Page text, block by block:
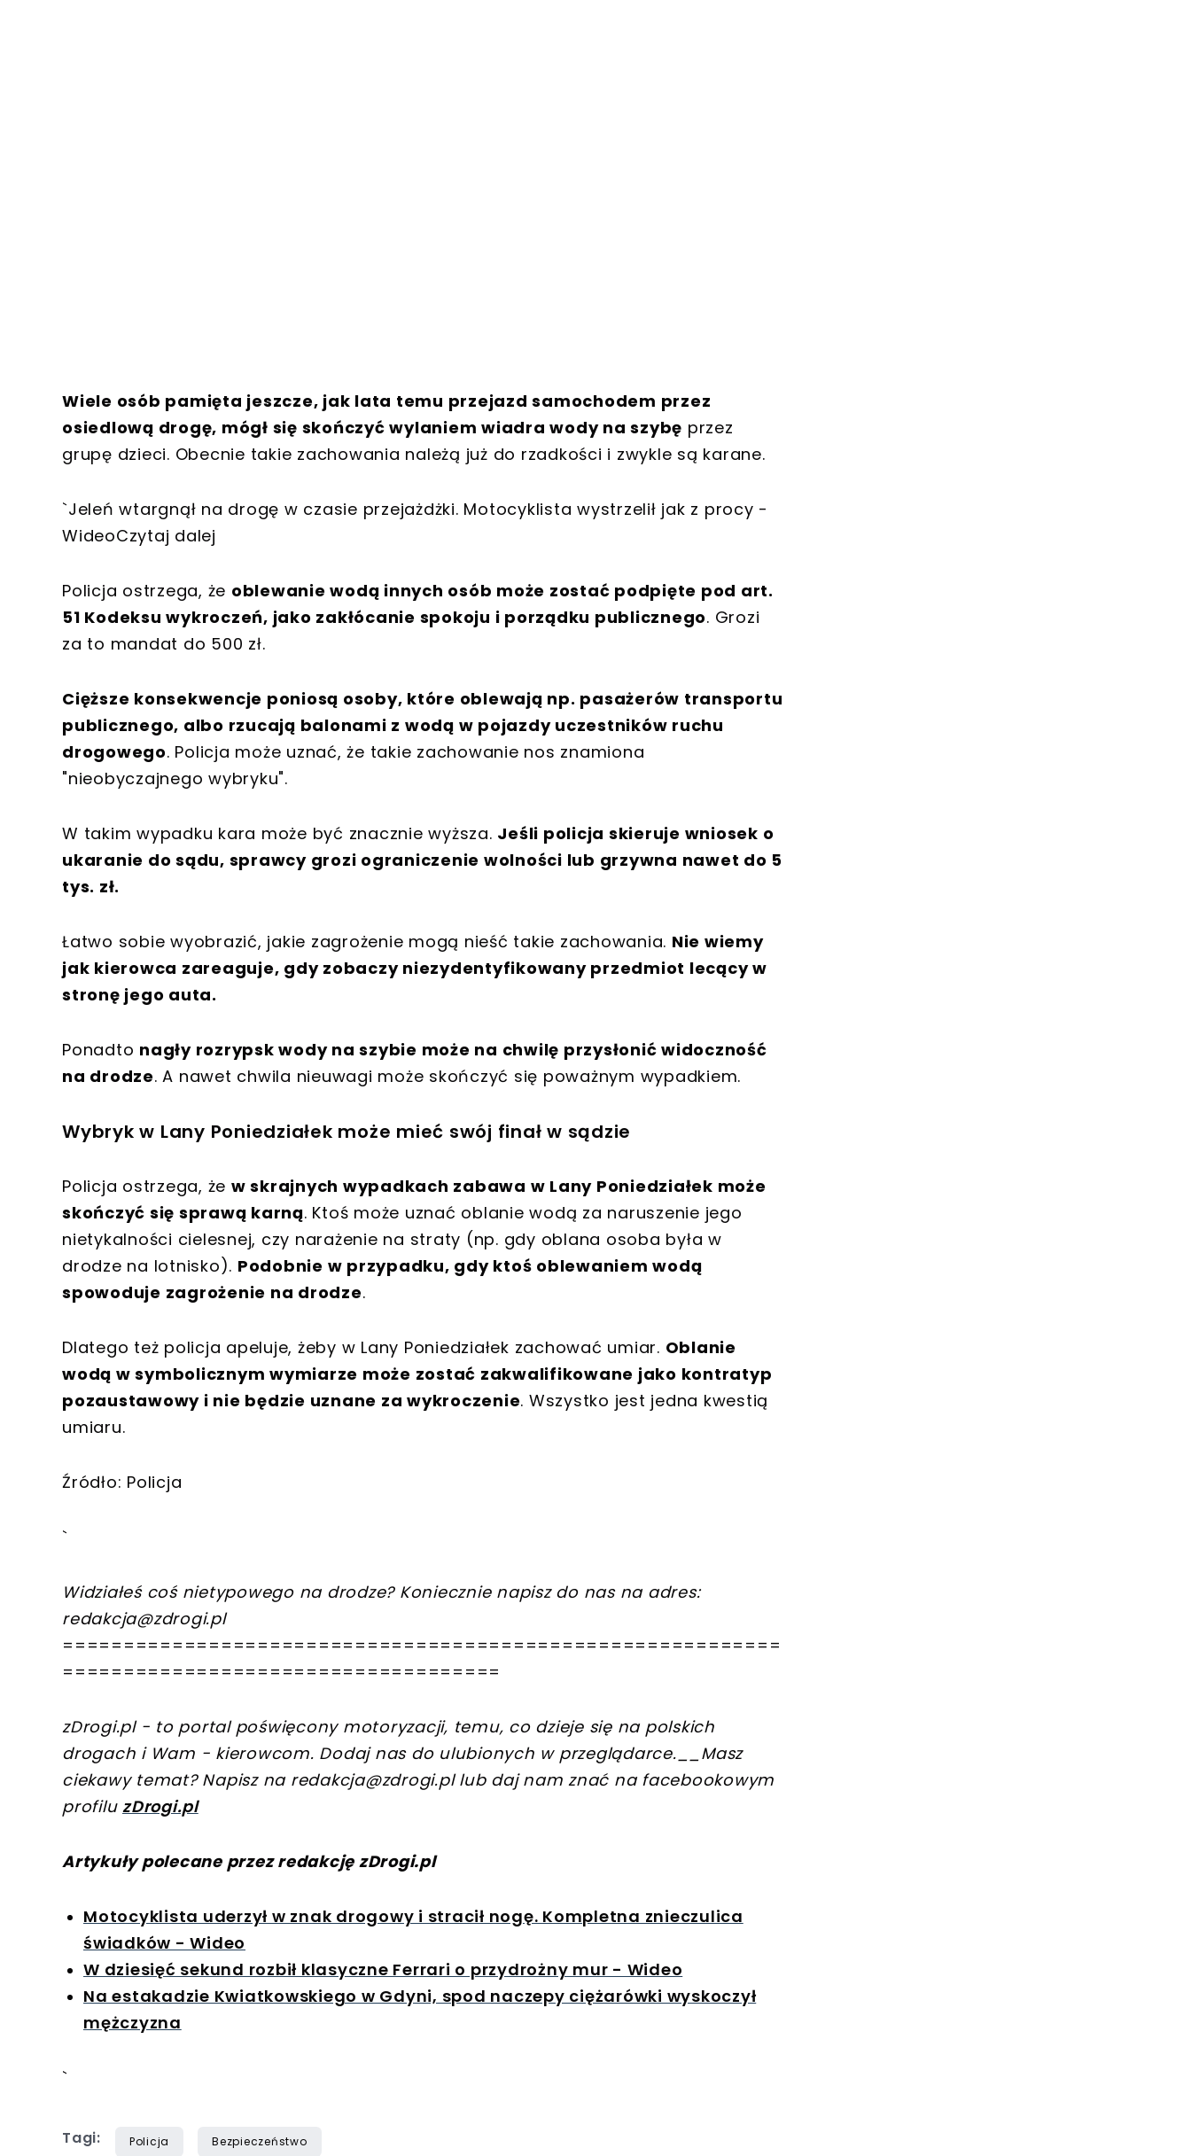
Wiele osób pamięta jeszcze, jak lata temu przejazd samochodem przez
osiedlową drogę, mógł się skończyć wylaniem wiadra wody na szybę przez
grupę dzieci. Obecnie takie zachowania należą już do rzadkości i zwykle są karane.
`Jeleń wtargnął na drogę w czasie przejażdżki. Motocyklista wystrzelił jak z procy -
WideoCzytaj dalej
Policja ostrzega, że oblewanie wodą innych osób może zostać podpięte pod art.
51 Kodeksu wykroczeń, jako zakłócanie spokoju i porządku publicznego. Grozi
za to mandat do 500 zł.
Cięższe konsekwencje poniosą osoby, które oblewają np. pasażerów transportu
publicznego, albo rzucają balonami z wodą w pojazdy uczestników ruchu
drogowego. Policja może uznać, że takie zachowanie nos znamiona
"nieobyczajnego wybryku".
W takim wypadku kara może być znacznie wyższa. Jeśli policja skieruje wniosek o
ukaranie do sądu, sprawcy grozi ograniczenie wolności lub grzywna nawet do 5
tys. zł.
Łatwo sobie wyobrazić, jakie zagrożenie mogą nieść takie zachowania. Nie wiemy
jak kierowca zareaguje, gdy zobaczy niezydentyfikowany przedmiot lecący w
stronę jego auta.
Ponadto nagły rozrypsk wody na szybie może na chwilę przysłonić widoczność
na drodze. A nawet chwila nieuwagi może skończyć się poważnym wypadkiem.
Wybryk w Lany Poniedziałek może mieć swój finał w sądzie
Policja ostrzega, że w skrajnych wypadkach zabawa w Lany Poniedziałek może
skończyć się sprawą karną. Ktoś może uznać oblanie wodą za naruszenie jego
nietykalności cielesnej, czy narażenie na straty (np. gdy oblana osoba była w
drodze na lotnisko). Podobnie w przypadku, gdy ktoś oblewaniem wodą
spowoduje zagrożenie na drodze.
Dlatego też policja apeluje, żeby w Lany Poniedziałek zachować umiar. Oblanie
wodą w symbolicznym wymiarze może zostać zakwalifikowane jako kontratyp
pozaustawowy i nie będzie uznane za wykroczenie. Wszystko jest jedna kwestią
umiaru.
Źródło: Policja
`
Widziałeś coś nietypowego na drodze? Koniecznie napisz do nas na adres:
redakcja@zdrogi.pl
===========================================================
====================================
zDrogi.pl - to portal poświęcony motoryzacji, temu, co dzieje się na polskich
drogach i Wam - kierowcom. Dodaj nas do ulubionych w przeglądarce. __Masz
ciekawy temat? Napisz na redakcja@zdrogi.pllub daj nam znać na facebookowym
profilu zDrogi.pl
Artykuły polecane przez redakcję zDrogi.pl
Motocyklista uderzył w znak drogowy i stracił nogę. Kompletna znieczulica
świadków - Wideo
W dziesięć sekund rozbił klasyczne Ferrari o przydrożny mur - Wideo
Na estakadzie Kwiatkowskiego w Gdyni, spod naczepy ciężarówki wyskoczył
mężczyzna
`
Tagi: Policja Bezpieczeństwo